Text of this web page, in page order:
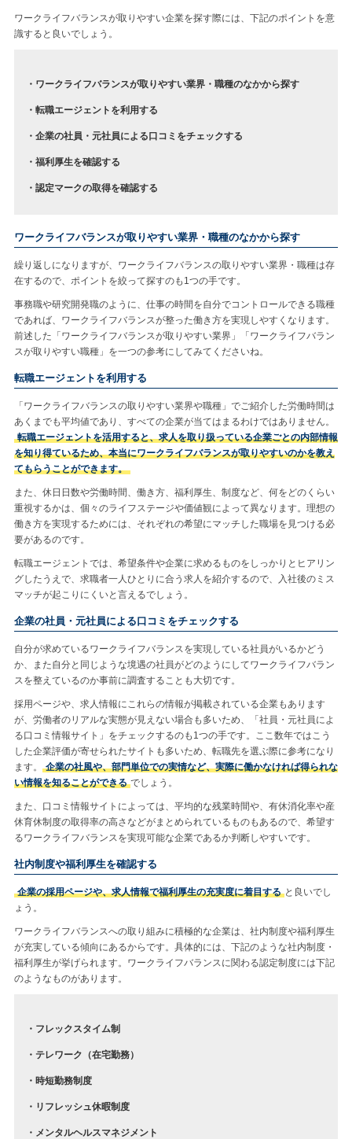
ワークライフバランスが取りやすい企業を探す際には、下記のポイントを意
識すると良いでしょう。
・ワークライフバランスが取りやすい業界・職種のなかから探す
・転職エージェントを利用する
・企業の社員・元社員による口コミをチェックする
・福利厚生を確認する
・認定マークの取得を確認する
ワークライフバランスが取りやすい業界・職種のなかから探す
繰り返しになりますが、ワークライフバランスの取りやすい業界・職種は存
在するので、ポイントを絞って探すのも1つの手です。
事務職や研究開発職のように、仕事の時間を自分でコントロールできる職種
であれば、ワークライフバランスが整った働き方を実現しやすくなります。
前述した「ワークライフバランスが取りやすい業界」「ワークライフバラン
スが取りやすい職種」を一つの参考にしてみてくださいね。
転職エージェントを利用する
「ワークライフバランスの取りやすい業界や職種」でご紹介した労働時間は
あくまでも平均値であり、すべての企業が当てはまるわけではありません。
転職エージェントを活用すると、求人を取り扱っている企業ごとの内部情報
を知り得ているため、本当にワークライフバランスが取りやすいのかを教え
てもらうことができます。
また、休日日数や労働時間、働き方、福利厚生、制度など、何をどのくらい
重視するかは、個々のライフステージや価値観によって異なります。理想の
働き方を実現するためには、それぞれの希望にマッチした職場を見つける必
要があるのです。
転職エージェントでは、希望条件や企業に求めるものをしっかりとヒアリン
グしたうえで、求職者一人ひとりに合う求人を紹介するので、入社後のミス
マッチが起こりにくいと言えるでしょう。
企業の社員・元社員による口コミをチェックする
自分が求めているワークライフバランスを実現している社員がいるかどう
か、また自分と同じような境遇の社員がどのようにしてワークライフバラン
スを整えているのか事前に調査することも大切です。
採用ページや、求人情報にこれらの情報が掲載されている企業もあります
が、労働者のリアルな実態が見えない場合も多いため、「社員・元社員によ
る口コミ情報サイト」をチェックするのも1つの手です。ここ数年ではこう
した企業評価が寄せられたサイトも多いため、転職先を選ぶ際に参考になり
ます。
企業の社風や、部門単位での実情など、実際に働かなければ得られな
い情報を知ることができる でしょう。
また、口コミ情報サイトによっては、平均的な残業時間や、有休消化率や産
休育休制度の取得率の高さなどがまとめられているものもあるので、希望す
るワークライフバランスを実現可能な企業であるか判断しやすいです。
社内制度や福利厚生を確認する
企業の採用ページや、求人情報で福利厚生の充実度に着目する と良いでし
ょう。
ワークライフバランスへの取り組みに積極的な企業は、社内制度や福利厚生
が充実している傾向にあるからです。具体的には、下記のような社内制度・
福利厚生が挙げられます。ワークライフバランスに関わる認定制度には下記
のようなものがあります。
・フレックスタイム制
・テレワーク（在宅勤務）
・時短勤務制度
・リフレッシュ休暇制度
・メンタルヘルスマネジメント